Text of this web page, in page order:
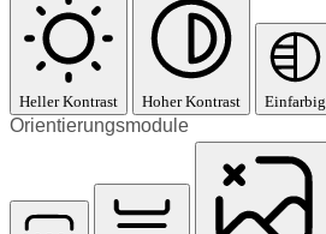
Heller Kontrast Hoher Kontrast Einfarbig
Orientierungsmodule